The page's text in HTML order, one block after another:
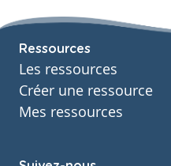
Ressources
Les ressources
Créer une ressource
Mes ressources